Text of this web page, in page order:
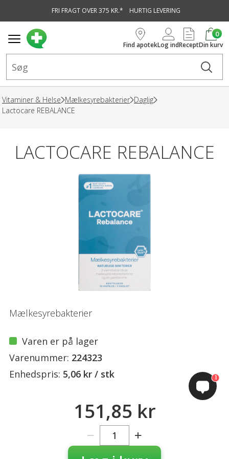
FRI FRAGT OVER 375 KR.* HURTIG LEVERING
Find apotekLog indRecept
0
Din kurv
Vitaminer & Helse Mælkesyrebakterier Daglig
Lactocare REBALANCE
LACTOCARE REBALANCE
Mælkesyrebakterier
Varen er på lager
Varenummer: 224323
Enhedspris: 5,06 kr / stk
151,85 kr
1